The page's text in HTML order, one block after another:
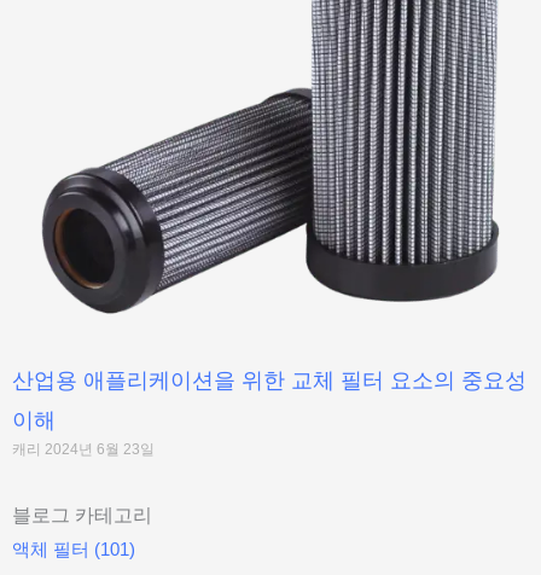
산업용 애플리케이션을 위한 교체 필터 요소의 중요성
이해
캐리 2024년 6월 23일
블로그 카테고리
액체 필터 (101)